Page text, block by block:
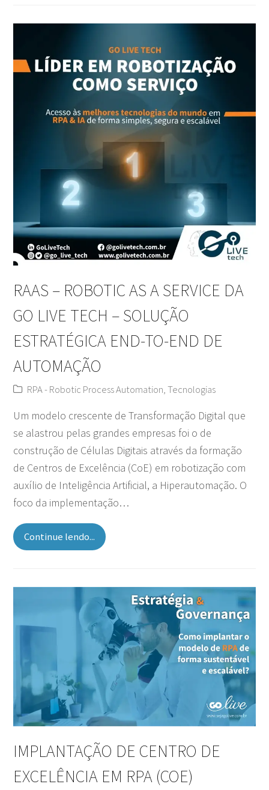
RAAS – ROBOTIC AS A SERVICE DA
GO LIVE TECH – SOLUÇÃO
ESTRATÉGICA END-TO-END DE
AUTOMAÇÃO
RPA - Robotic Process Automation, Tecnologias
Um modelo crescente de Transformação Digital que
se alastrou pelas grandes empresas foi o de
construção de Células Digitais através da formação
de Centros de Excelência (CoE) em robotização com
auxílio de Inteligência Artificial, a Hiperautomação. O
foco da implementação…
Continue lendo...
IMPLANTAÇÃO DE CENTRO DE
EXCELÊNCIA EM RPA (COE)